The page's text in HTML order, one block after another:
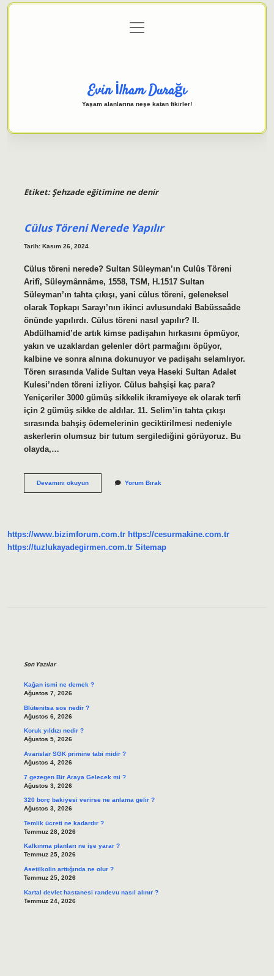
Gizlilik Politikası
menüyü
aç
Evin İlham Durağı
Yaşam alanlarına neşe katan fikirler!
Etiket:Şehzade eğitimine ne denir
Cülus Töreni Nerede Yapılır
Tarih: Kasım 26, 2024
Cülus töreni nerede? Sultan Süleyman’ın Culûs Töreni
Arifî, Süleymânnâme, 1558, TSM, H.1517 Sultan
Süleyman’ın tahta çıkışı, yani cülus töreni, geleneksel
olarak Topkapı Sarayı’nın ikinci avlusundaki Babüssaâde
önünde yapılırdı. Cülus töreni nasıl yapılır? II.
Abdülhamid’de artık kimse padişahın hırkasını öpmüyor,
yakın ve uzaklardan gelenler dört parmağını öpüyor,
kalbine ve sonra alnına dokunuyor ve padişahı selamlıyor.
Tören sırasında Valide Sultan veya Haseki Sultan Adalet
Kulesi’nden töreni izliyor. Cülus bahşişi kaç para?
Yeniçeriler 3000 gümüş sikkelik ikramiyeye ek olarak terfi
için 2 gümüş sikke de aldılar. 11. Selim’in tahta çıkışı
sırasında bahşiş ödemelerinin geciktirilmesi nedeniyle
askerlerin olumsuz bir tutum sergilediğini görüyoruz. Bu
olayda,…
Devamını okuyunCülus
Yorum Bırak
https://www.bizimforum.com.tr https://cesurmakine.com.tr
https://tuzlukayadegirmen.com.tr Sitemap
Son Yazılar
Kağan ismi ne demek ?
Ağustos 7, 2026
Blütenitsa sos nedir ?
Ağustos 6, 2026
Koruk yıldızı nedir ?
Ağustos 5, 2026
Avanslar SGK primine tabi midir ?
Ağustos 4, 2026
7 gezegen Bir Araya Gelecek mi ?
Ağustos 3, 2026
320 borç bakiyesi verirse ne anlama gelir ?
Ağustos 3, 2026
Temlik ücreti ne kadardır ?
Temmuz 28, 2026
Kalkınma planları ne işe yarar ?
Temmuz 25, 2026
Asetilkolin arttığında ne olur ?
Temmuz 25, 2026
Kartal devlet hastanesi randevu nasıl alınır ?
Temmuz 24, 2026